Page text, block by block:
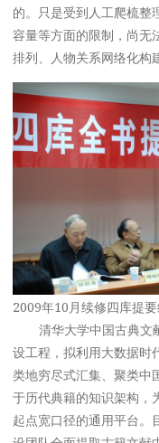
的。只是受到人工爬梳整
容量等方面的限制，尚无
排列、人物关系网络化构
2009年10月续修四库提
清华大学中国古典文
设工程，拟利用大数据时
类地穷尽式汇集、聚类中
于历代典籍的知识架构，
起点宽口径的通用平台。